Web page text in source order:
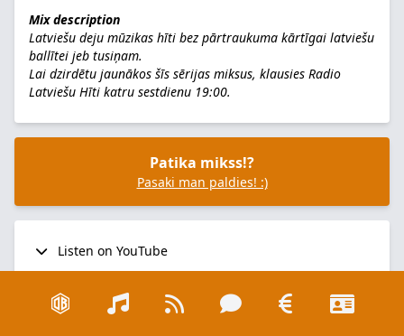
Mix description
Latviešu deju mūzikas hīti bez pārtraukuma kārtīgai latviešu
ballītei jeb tusiņam.
Lai dzirdētu jaunākos šīs sērijas miksus, klausies Radio
Latviešu Hīti katru sestdienu 19:00.
Patika mikss!?
Pasaki man paldies! :)
Listen on YouTube